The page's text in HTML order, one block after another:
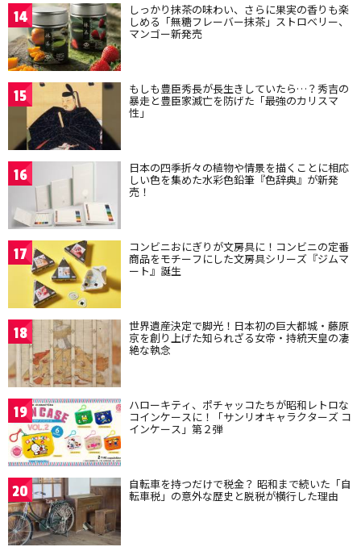
14 しっかり抹茶の味わい、さらに果実の香りも楽
しめる「無糖フレーバー抹茶」ストロベリー、
マンゴー新発売
15 もしも豊臣秀長が長生きしていたら…？秀吉の
暴走と豊臣家滅亡を防げた「最強のカリスマ
性」
16 日本の四季折々の植物や情景を描くことに相応
しい色を集めた水彩色鉛筆『色辞典』が新発
売！
17 コンビニおにぎりが文房具に！コンビニの定番
商品をモチーフにした文房具シリーズ『ジムマ
ート』誕生
18 世界遺産決定で脚光！日本初の巨大都城・藤原
京を創り上げた知られざる女帝・持統天皇の凄
絶な執念
19 ハローキティ、ポチャッコたちが昭和レトロな
コインケースに！「サンリオキャラクターズ コ
インケース」第２弾
20 自転車を持つだけで税金？ 昭和まで続いた「自
転車税」の意外な歴史と脱税が横行した理由